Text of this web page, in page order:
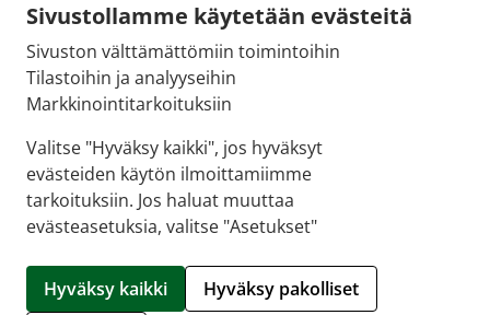
Sivustollamme käytetään evästeitä
Sivuston välttämättömiin toimintoihin
Tilastoihin ja analyyseihin
Markkinointitarkoituksiin
Valitse "Hyväksy kaikki", jos hyväksyt
evästeiden käytön ilmoittamiimme
tarkoituksiin. Jos haluat muuttaa
evästeasetuksia, valitse "Asetukset"
Hyväksy kaikki Hyväksy pakolliset
Sähköpostiosoite:
kirjaamo@fimea.fi
Fimean vaihde:
029 522 3341
Hallitse evästeitä